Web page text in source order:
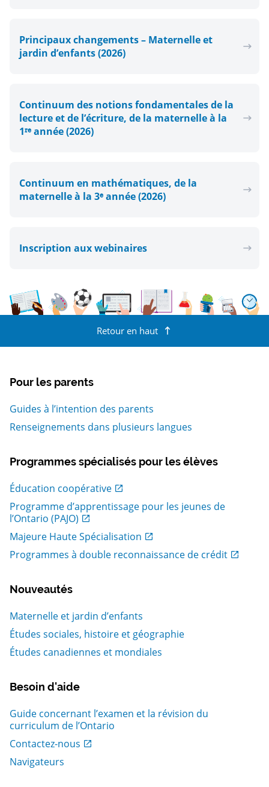
Principaux changements – Maternelle et
jardin d’enfants (2026)
Continuum des notions fondamentales de la
lecture et de l’écriture, de la maternelle à la
1ʳᵉ année (2026)
Continuum en mathématiques, de la
maternelle à la 3ᵉ année (2026)
Inscription aux webinaires
Retour en haut
Pour les parents
Guides à l’intention des parents
Renseignements dans plusieurs langues
Programmes spécialisés pour les élèves
Éducation coopérative
, Ouvrir dans une nouvelle fenetre
Programme d’apprentissage pour les jeunes de
l’Ontario (PAJO)
, Ouvrir dans une nouvelle fenetre
Majeure Haute Spécialisation
, Ouvrir dans une nouvelle fenetre
Programmes à double reconnaissance de crédit
, Ouvrir dans une nouvelle fenetre
Nouveautés
Maternelle et jardin d’enfants
Études sociales, histoire et géographie
Études canadiennes et mondiales
Besoin d'aide
Guide concernant l’examen et la révision du
curriculum de l’Ontario
Contactez-nous
, Ouvrir dans une nouvelle fenetre
Navigateurs